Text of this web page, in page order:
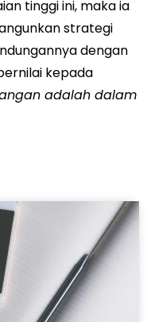
tinggi ini, maka ia
strategi
dengan
kepada
adalah dalam